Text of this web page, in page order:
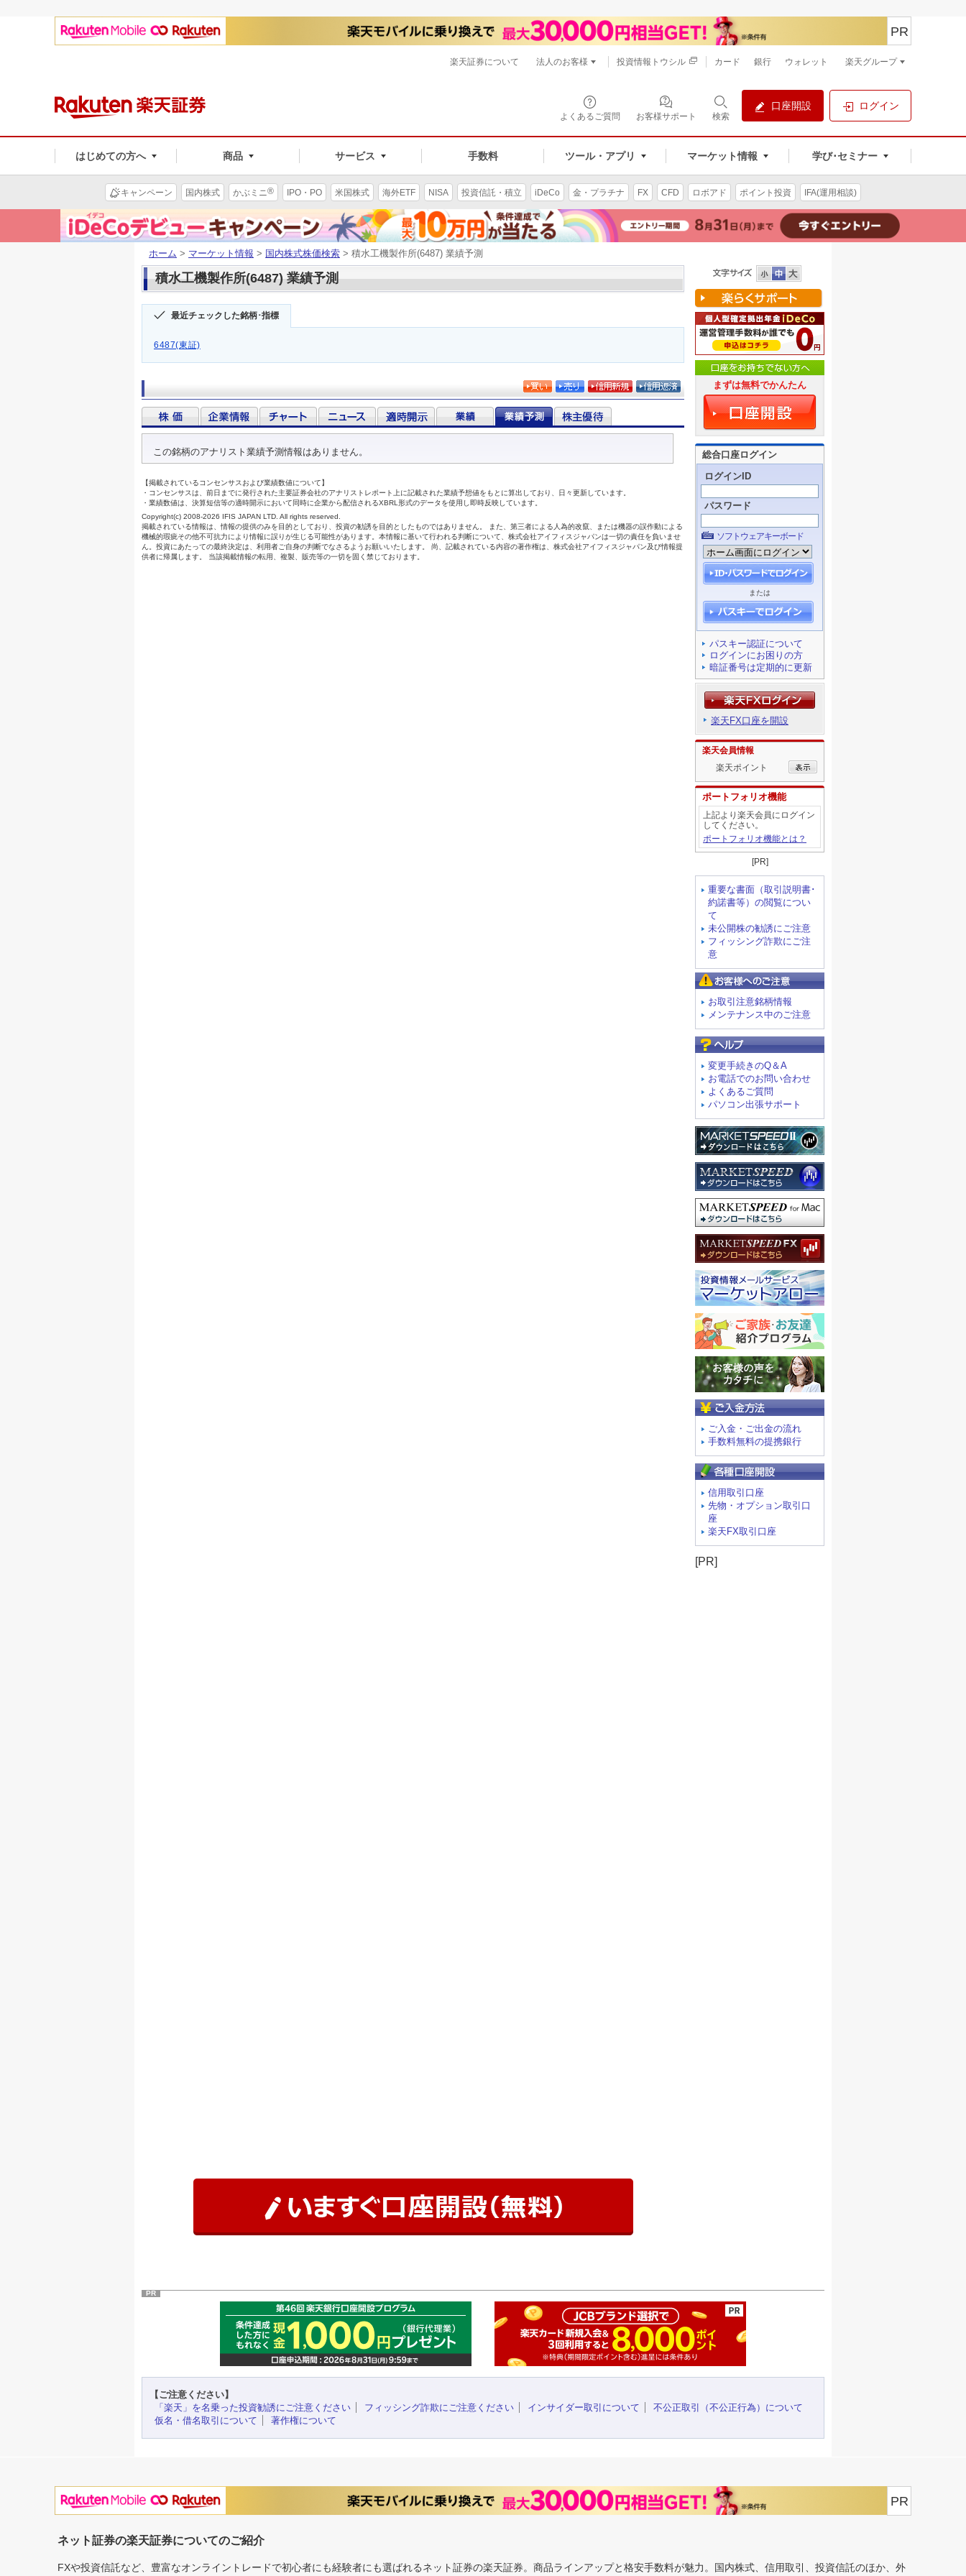
よくあるご質問 お客様サポート 検索
口座開設 ログイン
はじめての方へ 商品 サービス 手数料 ツール・アプリ マーケット情報 学び･セミナー
PR
楽天証券について 法人のお客様 投資情報トウシル カード 銀行 ウォレット 楽天グループ
キャンペーン 国内株式 かぶミニ® IPO・PO 米国株式 海外ETF NISA 投資信託・積立 iDeCo 金・プラチナ FX CFD ロボアド ポイント投資 IFA(運用相談)
ホーム > マーケット情報 > 国内株式株価検索 > 積水工機製作所(6487) 業績予測
積水工機製作所(6487) 業績予測
最近チェックした銘柄･指標
6487(東証)
まずは無料でかんたん
総合口座ログイン
ログインID
パスワード
ソフトウェアキーボード
または
パスキー認証について
ログインにお困りの方
暗証番号は定期的に更新
楽天FX口座を開設
楽天会員情報
楽天ポイント
ポートフォリオ機能
上記より楽天会員にログイン
してください。
ポートフォリオ機能とは？
[PR]
重要な書面（取引説明書･
約諾書等）の閲覧につい
て
未公開株の勧誘にご注意
フィッシング詐欺にご注
意
お取引注意銘柄情報
メンテナンス中のご注意
変更手続きのQ＆A
お電話でのお問い合わせ
よくあるご質問
パソコン出張サポート
ご入金・ご出金の流れ
手数料無料の提携銀行
信用取引口座
先物・オプション取引口
座
楽天FX取引口座
[PR]
PR
【ご注意ください】
「楽天」を名乗った投資勧誘にご注意ください
フィッシング詐欺にご注意ください インサイダー取引について
不公正取引（不公正行為）について
仮名・借名取引について
著作権について
PR
ネット証券の楽天証券についてのご紹介
FXや投資信託など、豊富なオンライントレードで初心者にも経験者にも選ばれるネット証券の楽天証券。商品ラインアップと格安手数料が魅力。国内株式、信用取引、投資信託のほか、外